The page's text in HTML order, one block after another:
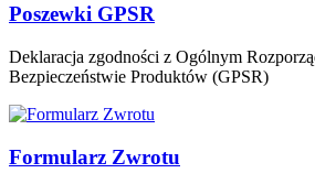
Poszewki GPSR
Deklaracja zgodności z Ogólnym
Bezpieczeństwie Produktów (GPSR)
Formularz Zwrotu